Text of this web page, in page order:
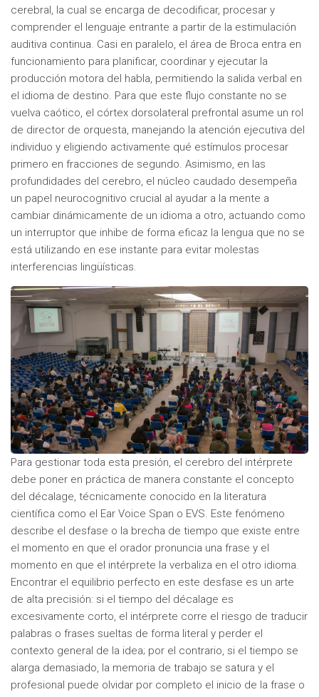
cerebral, la cual se encarga de decodificar, procesar y
comprender el lenguaje entrante a partir de la estimulación
auditiva continua. Casi en paralelo, el área de Broca entra en
funcionamiento para planificar, coordinar y ejecutar la
producción motora del habla, permitiendo la salida verbal en
el idioma de destino. Para que este flujo constante no se
vuelva caótico, el córtex dorsolateral prefrontal asume un rol
de director de orquesta, manejando la atención ejecutiva del
individuo y eligiendo activamente qué estímulos procesar
primero en fracciones de segundo. Asimismo, en las
profundidades del cerebro, el núcleo caudado desempeña
un papel neurocognitivo crucial al ayudar a la mente a
cambiar dinámicamente de un idioma a otro, actuando como
un interruptor que inhibe de forma eficaz la lengua que no se
está utilizando en ese instante para evitar molestas
interferencias lingüísticas.
Para gestionar toda esta presión, el cerebro del intérprete
debe poner en práctica de manera constante el concepto
del décalage, técnicamente conocido en la literatura
científica como el Ear Voice Span o EVS. Este fenómeno
describe el desfase o la brecha de tiempo que existe entre
el momento en que el orador pronuncia una frase y el
momento en que el intérprete la verbaliza en el otro idioma.
Encontrar el equilibrio perfecto en este desfase es un arte
de alta precisión: si el tiempo del décalage es
excesivamente corto, el intérprete corre el riesgo de traducir
palabras o frases sueltas de forma literal y perder el
contexto general de la idea; por el contrario, si el tiempo se
alarga demasiado, la memoria de trabajo se satura y el
profesional puede olvidar por completo el inicio de la frase o